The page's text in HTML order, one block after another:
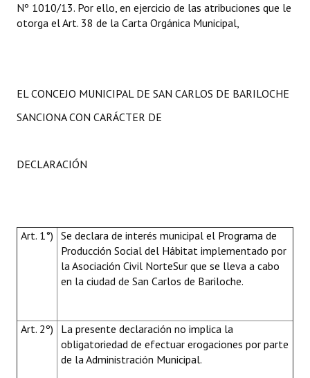
Nº 1010/13. Por ello, en ejercicio de las atribuciones que le
otorga el Art. 38 de la Carta Orgánica Municipal,
EL CONCEJO MUNICIPAL DE SAN CARLOS DE BARILOCHE
SANCIONA CON CARÁCTER DE
DECLARACIÓN
Art. 1°) Se declara de interés municipal el Programa de
Producción Social del Hábitat implementado por
la Asociación Civil NorteSur que se lleva a cabo
en la ciudad de San Carlos de Bariloche.
Art. 2º)
La presente declaración no implica la
obligatoriedad de efectuar erogaciones por parte
de la Administración Municipal.